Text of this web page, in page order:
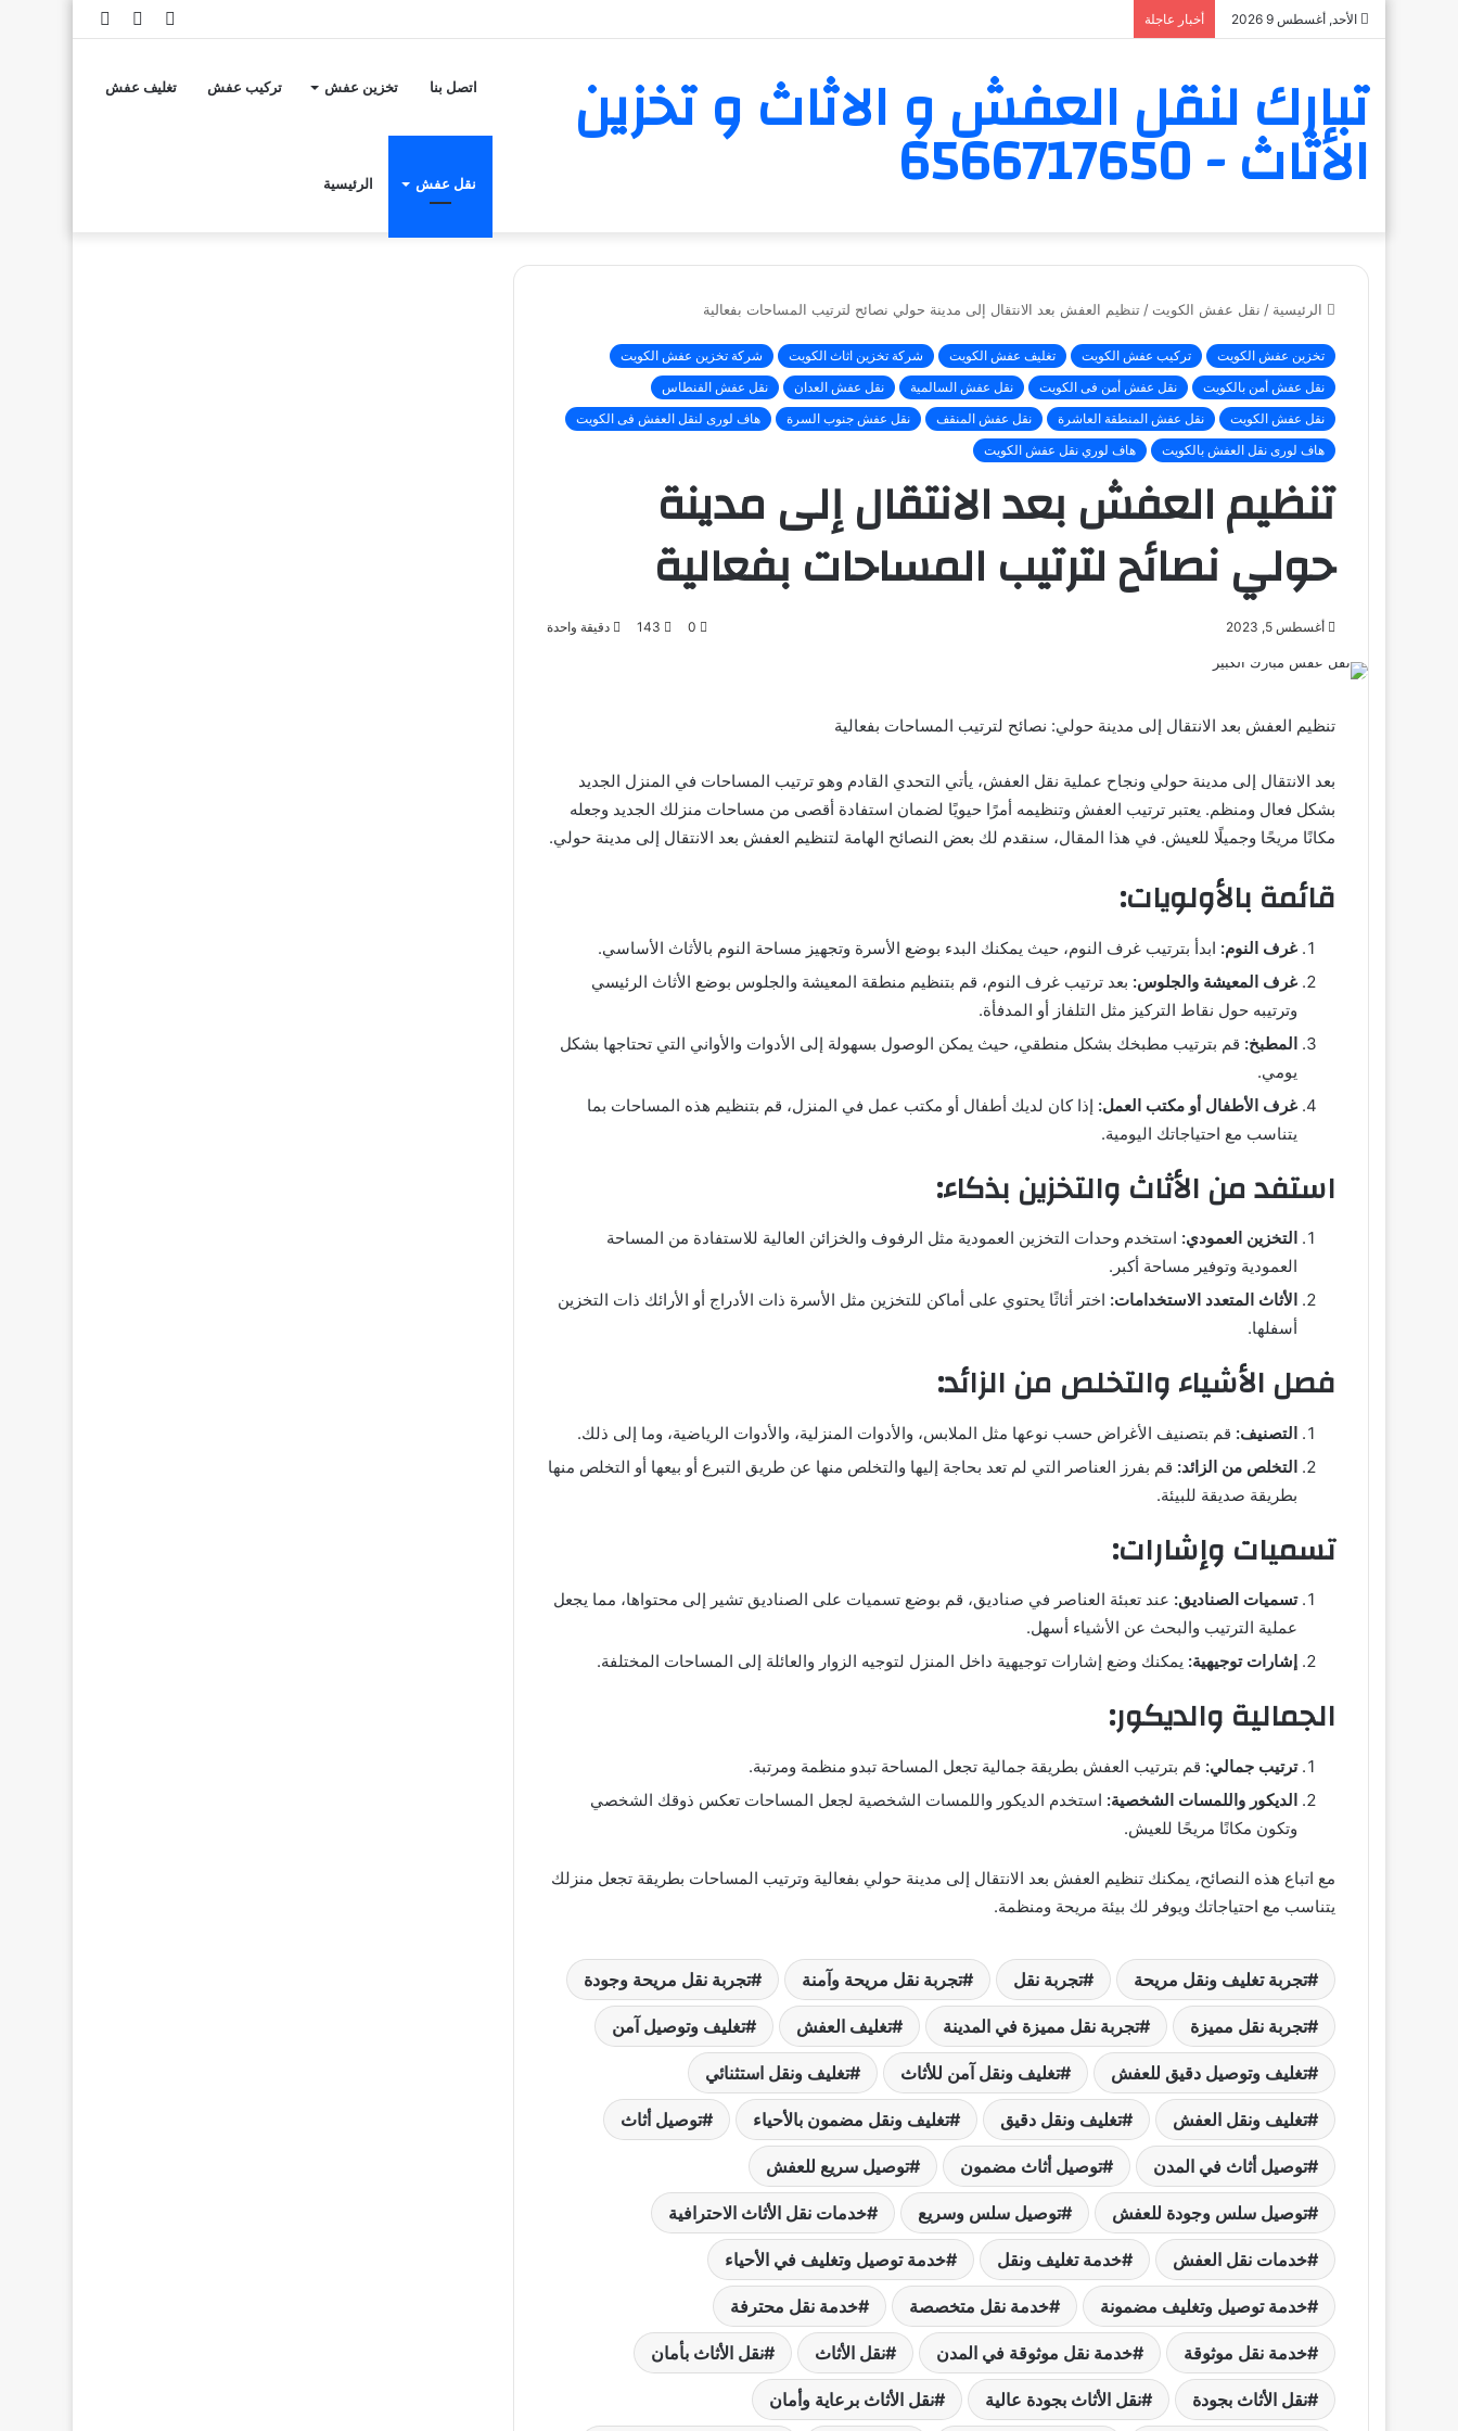
الأحد, أغسطس 9 2026 أخبار عاجلة
إضافةمقالتسجيل
تبارك لنقل العفش و الاثاث و تخزين
الأثاث - 6566717650
اتصل بنا تخزين عفش تركيب عفش تغليف عفش
نقل عفش الرئيسية
الرئيسية / نقل عفش الكويت / تنظيم العفش بعد الانتقال إلى مدينة حولي نصائح لترتيب المساحات بفعالية
تخزين عفش الكويت تركيب عفش الكويت تغليف عفش الكويت شركة تخزين اثاث الكويت
شركة تخزين عفش الكويت
نقل عفش أمن بالكويت
نقل عفش أمن فى الكويت نقل عفش السالمية نقل عفش العدان
نقل عفش الفنطاس
نقل عفش الكويت
نقل عفش المنطقة العاشرة نقل عفش المنقف نقل عفش جنوب السرة
هاف لورى لنقل العفش فى الكويت
هاف لورى نقل العفش بالكويت
هاف لوري نقل عفش الكويت
تنظيم العفش بعد الانتقال إلى مدينة
حولي نصائح لترتيب المساحات بفعالية
أغسطس 5, 2023 0
143 دقيقة واحدة
تنظيم العفش بعد الانتقال إلى مدينة حولي: نصائح لترتيب المساحات بفعالية
بعد الانتقال إلى مدينة حولي ونجاح عملية نقل العفش، يأتي التحدي القادم وهو ترتيب المساحات في المنزل الجديد
بشكل فعال ومنظم. يعتبر ترتيب العفش وتنظيمه أمرًا حيويًا لضمان استفادة أقصى من مساحات منزلك الجديد وجعله
مكانًا مريحًا وجميلًا للعيش. في هذا المقال، سنقدم لك بعض النصائح الهامة لتنظيم العفش بعد الانتقال إلى مدينة حولي.
قائمة بالأولويات:
غرف النوم: ابدأ بترتيب غرف النوم، حيث يمكنك البدء بوضع الأسرة وتجهيز مساحة النوم بالأثاث الأساسي.
غرف المعيشة والجلوس: بعد ترتيب غرف النوم، قم بتنظيم منطقة المعيشة والجلوس بوضع الأثاث الرئيسي
وترتيبه حول نقاط التركيز مثل التلفاز أو المدفأة.
المطبخ: قم بترتيب مطبخك بشكل منطقي، حيث يمكن الوصول بسهولة إلى الأدوات والأواني التي تحتاجها بشكل
يومي.
غرف الأطفال أو مكتب العمل: إذا كان لديك أطفال أو مكتب عمل في المنزل، قم بتنظيم هذه المساحات بما
يتناسب مع احتياجاتك اليومية.
استفد من الأثاث والتخزين بذكاء:
التخزين العمودي: استخدم وحدات التخزين العمودية مثل الرفوف والخزائن العالية للاستفادة من المساحة
العمودية وتوفير مساحة أكبر.
الأثاث المتعدد الاستخدامات: اختر أثاثًا يحتوي على أماكن للتخزين مثل الأسرة ذات الأدراج أو الأرائك ذات التخزين
أسفلها.
فصل الأشياء والتخلص من الزائد:
التصنيف: قم بتصنيف الأغراض حسب نوعها مثل الملابس، والأدوات المنزلية، والأدوات الرياضية، وما إلى ذلك.
التخلص من الزائد: قم بفرز العناصر التي لم تعد بحاجة إليها والتخلص منها عن طريق التبرع أو بيعها أو التخلص منها
بطريقة صديقة للبيئة.
تسميات وإشارات:
تسميات الصناديق: عند تعبئة العناصر في صناديق، قم بوضع تسميات على الصناديق تشير إلى محتواها، مما يجعل
عملية الترتيب والبحث عن الأشياء أسهل.
إشارات توجيهية: يمكنك وضع إشارات توجيهية داخل المنزل لتوجيه الزوار والعائلة إلى المساحات المختلفة.
الجمالية والديكور:
ترتيب جمالي: قم بترتيب العفش بطريقة جمالية تجعل المساحة تبدو منظمة ومرتبة.
الديكور واللمسات الشخصية: استخدم الديكور واللمسات الشخصية لجعل المساحات تعكس ذوقك الشخصي
وتكون مكانًا مريحًا للعيش.
مع اتباع هذه النصائح، يمكنك تنظيم العفش بعد الانتقال إلى مدينة حولي بفعالية وترتيب المساحات بطريقة تجعل منزلك
يتناسب مع احتياجاتك ويوفر لك بيئة مريحة ومنظمة.
تجربة تغليف ونقل مريحة تجربة نقل تجربة نقل مريحة وآمنة تجربة نقل مريحة وجودة
تجربة نقل مميزة تجربة نقل مميزة في المدينة تغليف العفش تغليف وتوصيل آمن
تغليف وتوصيل دقيق للعفش تغليف ونقل آمن للأثاث تغليف ونقل استثنائي
تغليف ونقل العفش تغليف ونقل دقيق تغليف ونقل مضمون بالأحياء توصيل أثاث
توصيل أثاث في المدن توصيل أثاث مضمون توصيل سريع للعفش
توصيل سلس وجودة للعفش توصيل سلس وسريع خدمات نقل الأثاث الاحترافية
خدمات نقل العفش خدمة تغليف ونقل خدمة توصيل وتغليف في الأحياء
خدمة توصيل وتغليف مضمونة خدمة نقل متخصصة خدمة نقل محترفة
خدمة نقل موثوقة خدمة نقل موثوقة في المدن نقل الأثاث نقل الأثاث بأمان
نقل الأثاث بجودة نقل الأثاث بجودة عالية نقل الأثاث برعاية وأمان